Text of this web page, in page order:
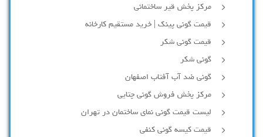
مرکز پخش قیر ساختمانی
قیمت گونی پینک | خرید مستقیم کارخانه
قیمت گونی شکر
گونی شکر
گونی ضد آب آفتاب اصفهان
مرکز پخش فروش گونی چتایی
لیست قیمت گونی نمای ساختمان در تهران
قیمت کیسه گونی کنفی